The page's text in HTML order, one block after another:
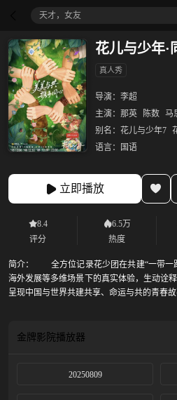
天才，女友
花儿与少年·
真人秀
导演： 李超
主演： 那英 陈数 马
别名： 花儿与少年7
语言：
国语
立即播放
8.4
评分
6.5万
热度
简介：
全方位记录花少团在共建“一带一
海外发展等多维场景下的真实体验，生动诠释
呈现中国与世界共建共享、命运与共的青春故
金牌影院播放器
20250809